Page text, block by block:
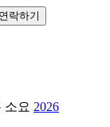
연락하기
소요 2026